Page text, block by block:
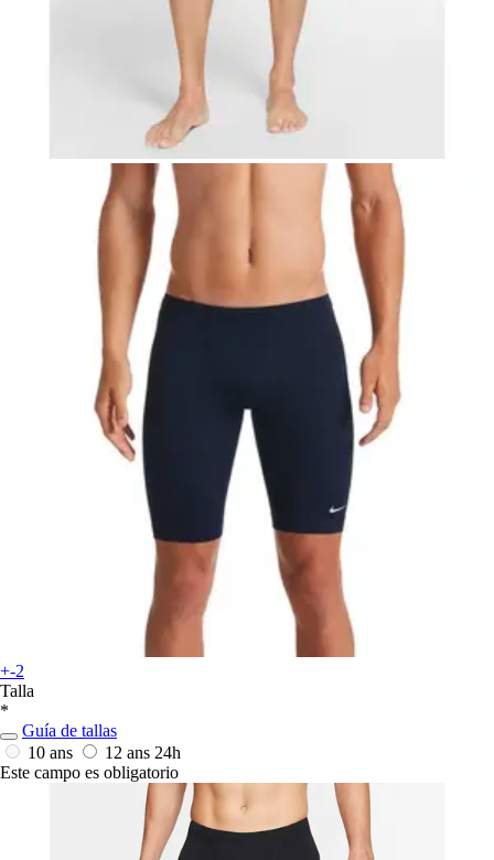
+-2
Talla
*
Guía de tallas
10 ans
12 ans 24h
Este campo es obligatorio